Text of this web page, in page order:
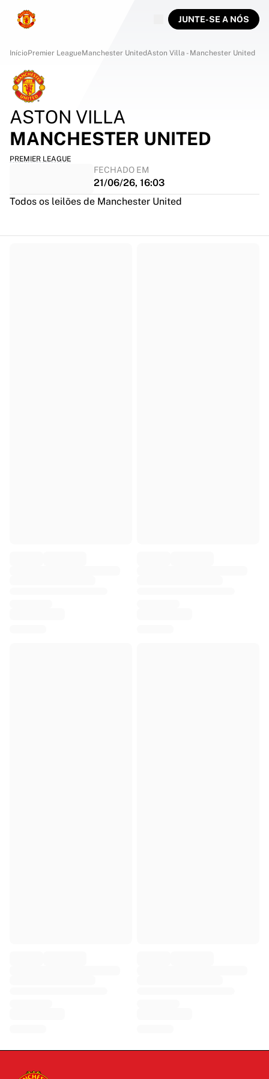
JUNTE-SE A NÓS
InícioPremier LeagueManchester UnitedAston Villa - Manchester United
ASTON VILLA
MANCHESTER UNITED
PREMIER LEAGUE
FECHADO EM
21/06/26, 16:03
Todos os leilões de Manchester United